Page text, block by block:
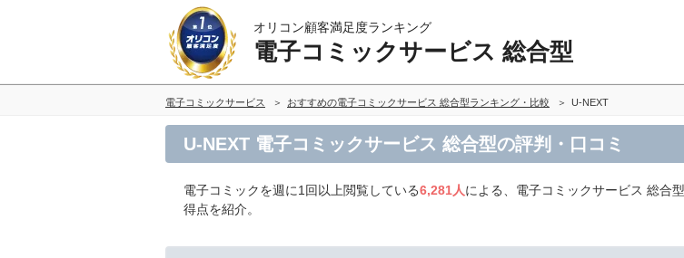
オリコン顧客満足度ランキング
電子コミックサービス 総合型
電子コミックサービス おすすめの電子コミックサービス 総合型ランキング・比較 U-NEXT
U-NEXT 電子コミックサービス 総合型の評判・口コミ
電子コミックを週に1回以上閲覧している6,281人による、電子コミックサービス 総合
得点を紹介。